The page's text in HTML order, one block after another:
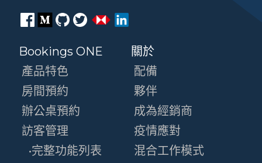
Bookings ONE
產品特色
房間預約
辦公桌預約
訪客管理
•完整功能列表
關於
配備
夥伴
成為經銷商
疫情應對
混合工作模式